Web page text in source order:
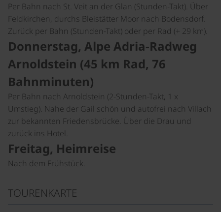
Per Bahn nach St. Veit an der Glan (Stunden-Takt). Über
Feldkirchen, durchs Bleistätter Moor nach Bodensdorf.
Zurück per Bahn (Stunden-Takt) oder per Rad (+ 29 km).
Donnerstag, Alpe Adria-Radweg
Arnoldstein (45 km Rad, 76
Bahnminuten)
Per Bahn nach Arnoldstein (2-Stunden-Takt, 1 x
Umstieg). Nahe der Gail schön und autofrei nach Villach
zur bekannten Friedensbrücke. Über die Drau und
zurück ins Hotel.
Freitag, Heimreise
Nach dem Frühstück.
TOURENKARTE